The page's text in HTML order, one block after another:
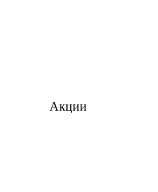
Акции